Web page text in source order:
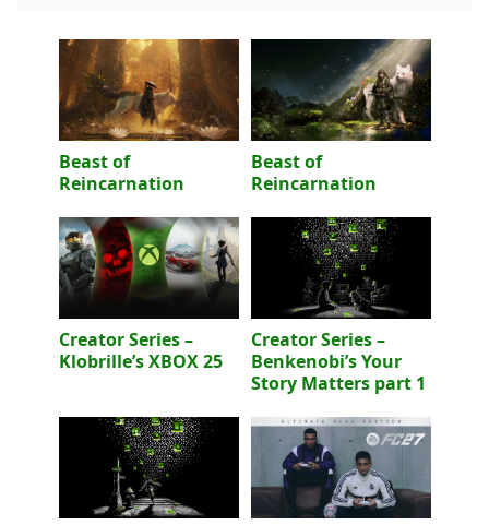
Beast of
Reincarnation
Beast of
Reincarnation
Creator Series –
Klobrille’s XBOX 25
Creator Series –
Benkenobi’s Your
Story Matters part 1